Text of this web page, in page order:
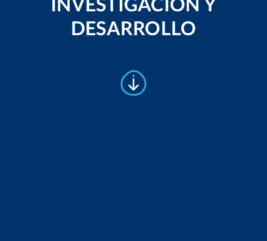
DESARROLLO